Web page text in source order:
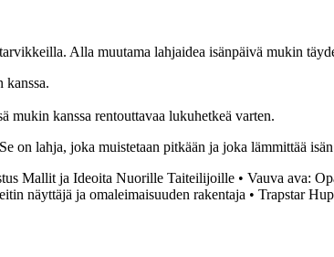
Alla muutama lahjaidea isänpäivä mukin
kanssa.
mukin kanssa rentouttavaa lukuhetkeä varten.
on lahja, joka muistetaan pitkään ja joka lämmittää
Mallit ja Ideoita Nuorille Taiteilijoille • Vauva ava:
näyttäjä ja omaleimaisuuden rakentaja • Trapstar